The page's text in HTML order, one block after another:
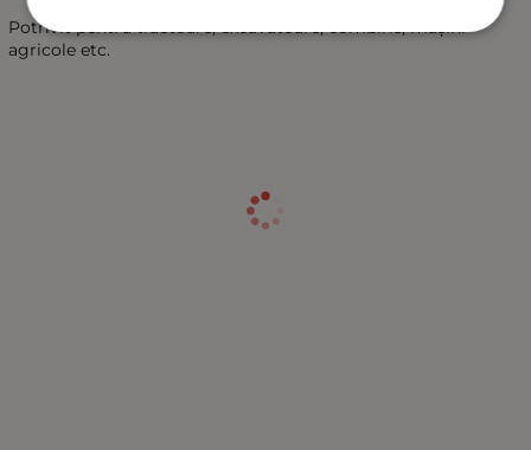
Potrivit pentru tractoare, excavatoare, combine, mașini
agricole etc.